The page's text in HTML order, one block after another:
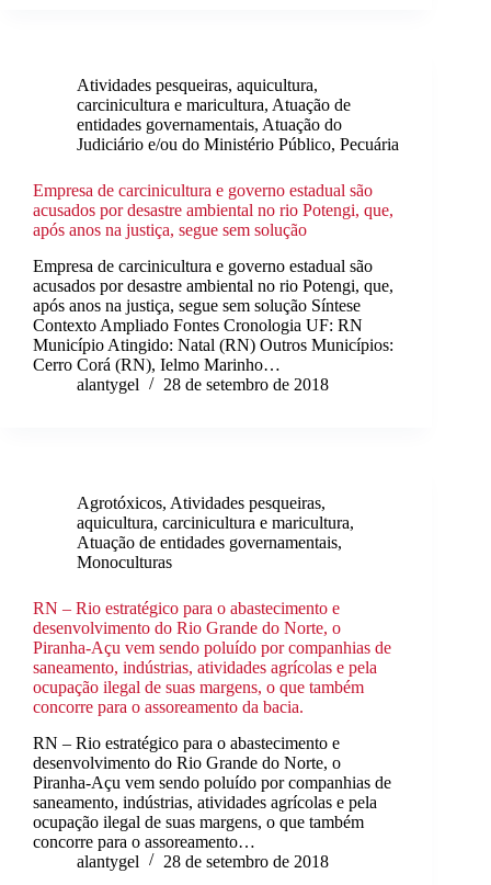
Atividades pesqueiras, aquicultura,
carcinicultura e maricultura, Atuação de
entidades governamentais, Atuação do
Judiciário e/ou do Ministério Público, Pecuária
Empresa de carcinicultura e governo estadual são
acusados por desastre ambiental no rio Potengi, que,
após anos na justiça, segue sem solução
Empresa de carcinicultura e governo estadual são
acusados por desastre ambiental no rio Potengi, que,
após anos na justiça, segue sem solução Síntese
Contexto Ampliado Fontes Cronologia UF: RN
Município Atingido: Natal (RN) Outros Municípios:
Cerro Corá (RN), Ielmo Marinho…
alantygel
28 de setembro de 2018
Agrotóxicos, Atividades pesqueiras,
aquicultura, carcinicultura e maricultura,
Atuação de entidades governamentais,
Monoculturas
RN – Rio estratégico para o abastecimento e
desenvolvimento do Rio Grande do Norte, o
Piranha-Açu vem sendo poluído por companhias de
saneamento, indústrias, atividades agrícolas e pela
ocupação ilegal de suas margens, o que também
concorre para o assoreamento da bacia.
RN – Rio estratégico para o abastecimento e
desenvolvimento do Rio Grande do Norte, o
Piranha-Açu vem sendo poluído por companhias de
saneamento, indústrias, atividades agrícolas e pela
ocupação ilegal de suas margens, o que também
concorre para o assoreamento…
alantygel
28 de setembro de 2018